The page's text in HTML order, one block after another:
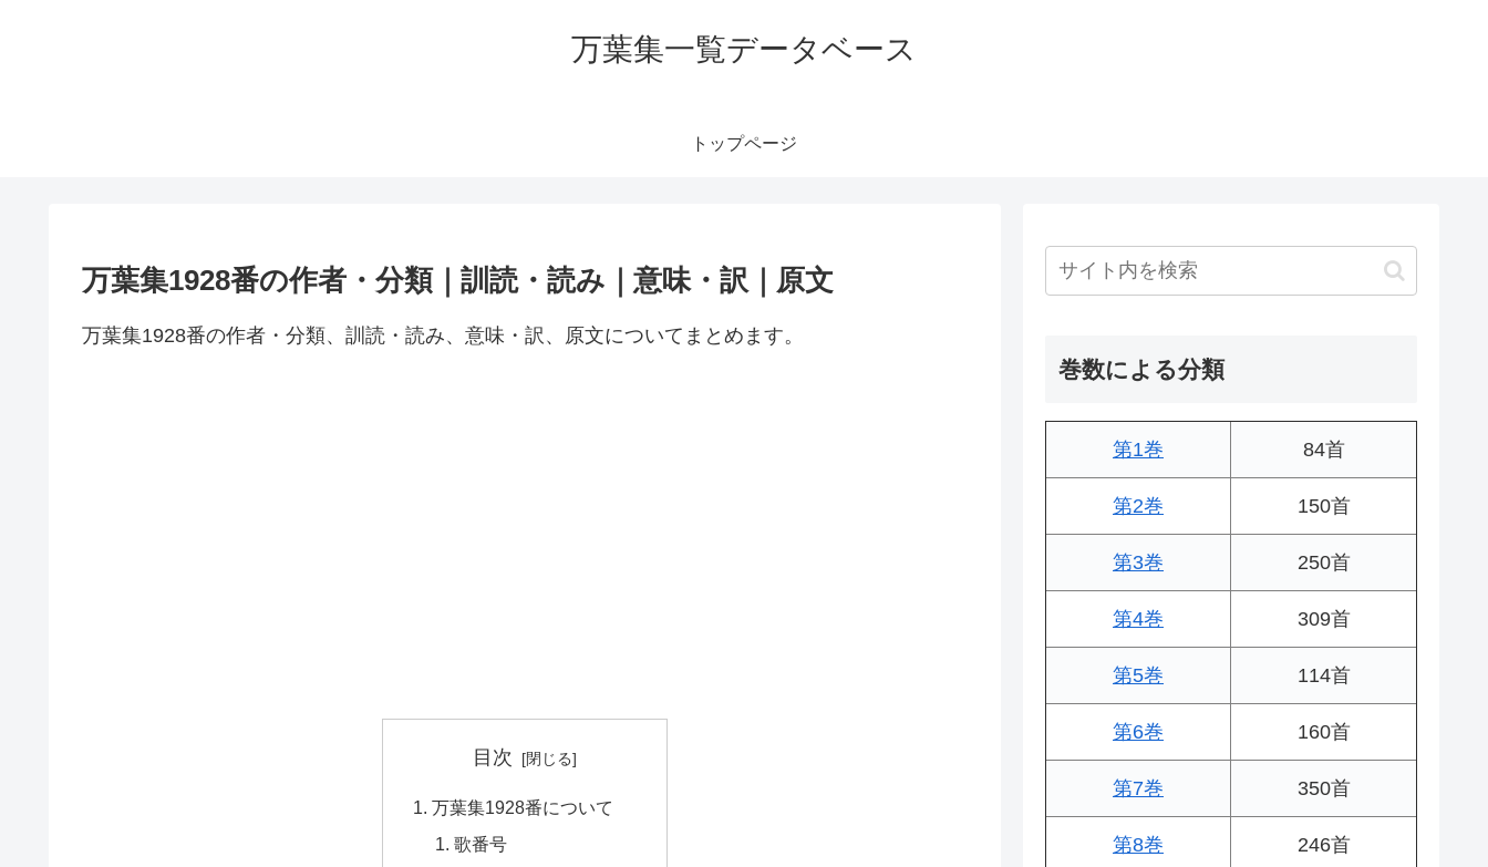
万葉集一覧データベース
トップページ
万葉集1928番の作者・分類｜訓読・読み｜意味・訳｜原文
万葉集1928番の作者・分類、訓読・読み、意味・訳、原文についてまとめます。
目次
万葉集1928番について
歌番号
巻数による分類
第1巻 84首
第2巻 150首
第3巻 250首
第4巻 309首
第5巻 114首
第6巻 160首
第7巻 350首
第8巻 246首